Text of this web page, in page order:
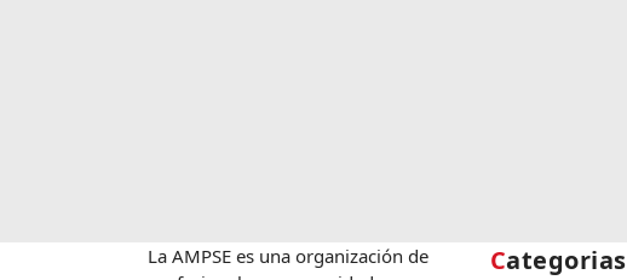
La AMPSE es una organización de
Categorias